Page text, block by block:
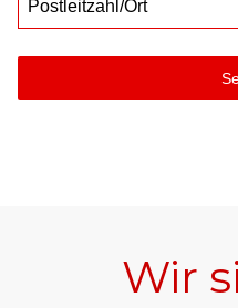
Postleitzahl/Ort
Wir